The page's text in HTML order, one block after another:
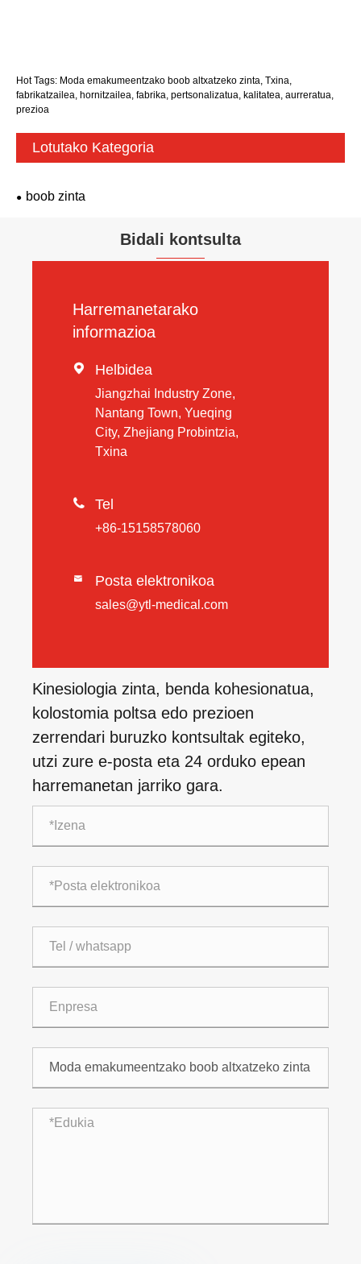
Hot Tags: Moda emakumeentzako boob altxatzeko zinta, Txina,
fabrikatzailea, hornitzailea, fabrika, pertsonalizatua, kalitatea, aurreratua,
prezioa
Lotutako Kategoria
boob zinta
Bidali kontsulta
Harremanetarako
informazioa
 Helbidea
Jiangzhai Industry Zone,
Nantang Town, Yueqing
City, Zhejiang Probintzia,
Txina
 Tel
+86-15158578060
 Posta elektronikoa
sales@ytl-medical.com
Kinesiologia zinta, benda kohesionatua,
kolostomia poltsa edo prezioen
zerrendari buruzko kontsultak egiteko,
utzi zure e-posta eta 24 orduko epean
harremanetan jarriko gara.